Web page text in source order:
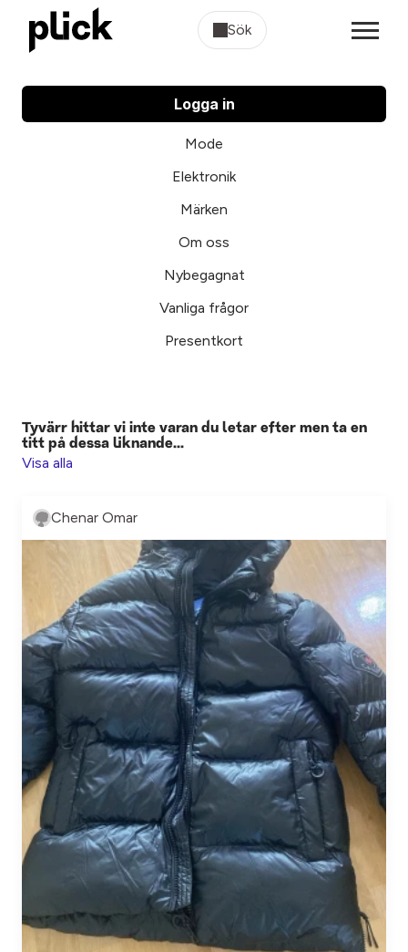
Sök
Logga in
Mode
Elektronik
Märken
Om oss
Nybegagnat
Vanliga frågor
Presentkort
Tyvärr hittar vi inte varan du letar efter men ta en
titt på dessa liknande...
Visa alla
Chenar Omar